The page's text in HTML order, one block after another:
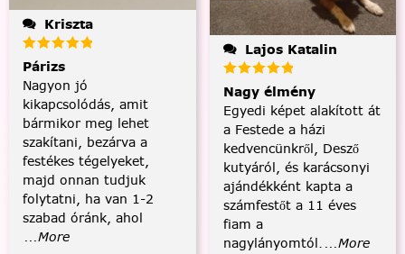
Kriszta
Párizs
Nagyon jó
kikapcsolódás, amit
bármikor meg lehet
szakítani, bezárva a
festékes tégelyeket,
majd onnan tudjuk
folytatni, ha van 1-2
szabad óránk, ahol
...More
Lajos Katalin
Nagy élmény
Egyedi képet alakított át
a Festede a házi
kedvencünkről, Desző
kutyáról, és karácsonyi
ajándékként kapta a
számfestőt a 11 éves
fiam a
nagylányomtól. ...More